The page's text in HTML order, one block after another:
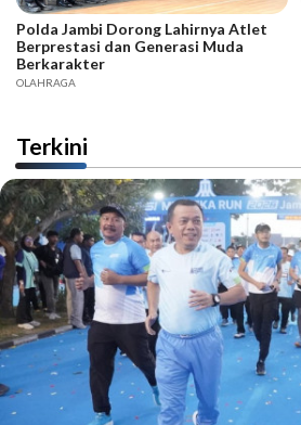
Polda Jambi Dorong Lahirnya Atlet
Berprestasi dan Generasi Muda
Berkarakter
OLAHRAGA
Terkini